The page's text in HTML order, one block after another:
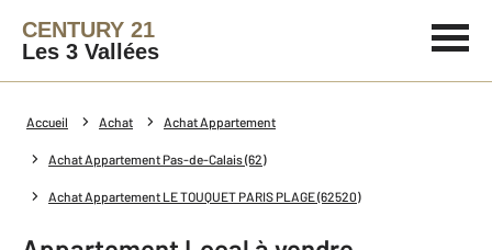
CENTURY 21
Les 3 Vallées
Accueil Achat Achat Appartement
Achat Appartement Pas-de-Calais (62)
Achat Appartement LE TOUQUET PARIS PLAGE (62520)